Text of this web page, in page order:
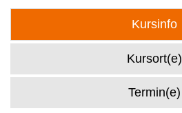
Kursinfo
Kursort(e)
Termin(e)